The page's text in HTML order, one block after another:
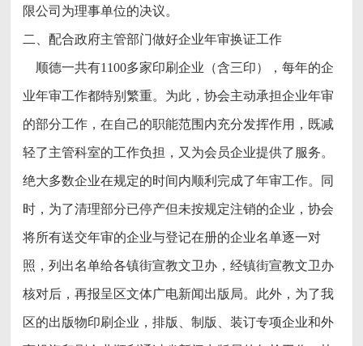
限公司为理事单位的决议。
二、配合政府主管部门做好企业年审换证工作
顺德一共有1100多家印刷企业（含三印），每年的企
业年审工作都特别繁重。为此，协会主动承担企业年审
的部分工作，在自己的职能范围内充分发挥作用，既减
轻了主管科室的工作负担，又为会员企业提供了服务。
绝大多数企业在规定的时间内顺利完成了年审工作。同
时，为了清理部分已停产但未按规定注销的企业，协会
将所有送交年审的企业与登记在册的企业名单逐一对
照，列出名单给各镇街宣教文卫办，经镇街宣教文卫办
核对后，再报呈区文体广电新闻出版局。此外，为了我
区的出版物印刷企业，排版、制版、装订专项企业和外